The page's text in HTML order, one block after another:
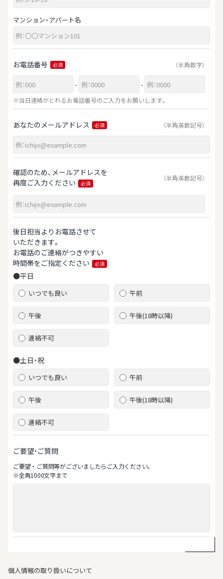
マンション・アパート名
お電話番号 必須 （半角数字）
-
-
※当日連絡がとれるお電話番号のご入力をお願いします。
あなたのメールアドレス 必須 （半角英数記号）
確認のため、メールアドレスを
再度ご入力ください
必須
（半角英数記号）
後日担当よりお電話させて
いただきます。
お電話のご連絡がつきやすい
時間帯をご指定ください
必須
●平日
いつでも良い 午前
午後 午後(18時以降)
連絡不可
●土日・祝
いつでも良い 午前
午後 午後(18時以降)
連絡不可
ご要望・ご質問
ご要望‧ご質問等がございましたらご⼊⼒ください。
※全⾓1000⽂字まで
個人情報の取り扱いについて